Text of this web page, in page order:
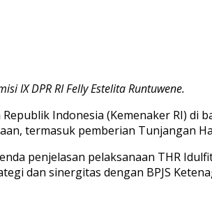
IX DPR RI Felly Estelita Runtuwene.
Indonesia (Kemenaker RI) di
termasuk pemberian Tunjangan
penjelasan pelaksanaan THR
dan sinergitas dengan BPJS